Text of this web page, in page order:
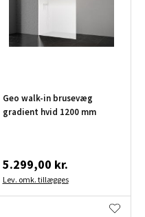
Geo walk-in brusevæg
gradient hvid 1200 mm
5.299,00 kr.
Lev. omk. tillægges